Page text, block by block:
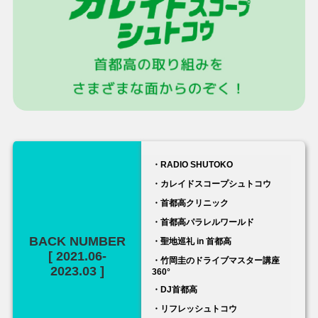
BACK NUMBER
[ 2021.06-
2023.03 ]
・RADIO SHUTOKO
・カレイドスコープシュトコウ
・首都高クリニック
・首都高パラレルワールド
・聖地巡礼 in 首都高
・竹岡圭のドライブマスター講座
360°
・DJ首都高
・リフレッシュトコウ